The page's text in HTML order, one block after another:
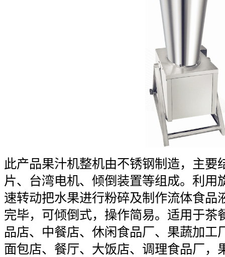
此产品果汁机整机由不锈钢制造，主要
片、台湾电机、倾倒装置等组成。利用
速转动把水果进行粉碎及制作流体食品
完毕，可倾倒式，操作简易。适用于茶
品店、中餐店、休闲食品厂、果蔬加工
面包店、餐厅、大饭店、调理食品厂，